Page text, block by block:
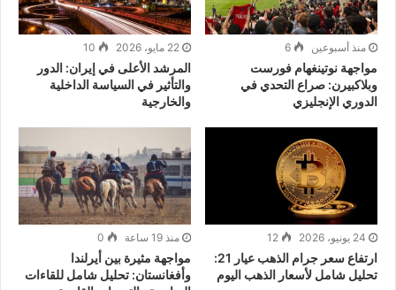
منذ أسبوعين 6
مواجهة نوتينغهام فورست
وبلاكبيرن: صراع التحدي في
الدوري الإنجليزي
22 مايو، 2026 10
المرشد الأعلى في إيران: الدور
والتأثير في السياسة الداخلية
والخارجية
24 يونيو، 2026 12
ارتفاع سعر جرام الذهب عيار 21:
تحليل شامل لأسعار الذهب اليوم
منذ 19 ساعة 0
مواجهة مثيرة بين أيرلندا
وأفغانستان: تحليل شامل للقاءات